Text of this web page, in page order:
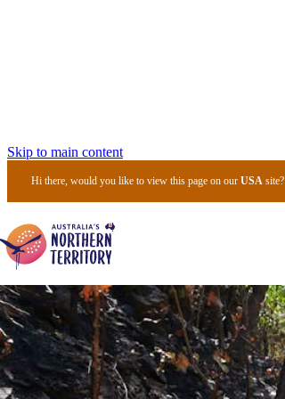
Skip to main content
Hi there, would you like to view this page on ourUSA site?